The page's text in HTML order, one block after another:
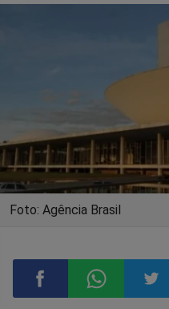
Foto: Agência Brasil